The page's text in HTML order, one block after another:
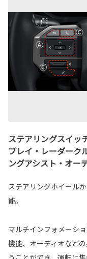
ステアリングスイッ
プレイ・レーダーク
ングアシスト・オー
ステアリングホイール
能。
マルチインフォメーシ
機能、オーディオなど